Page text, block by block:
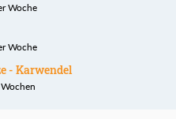
Woche
Woche
- Karwendel